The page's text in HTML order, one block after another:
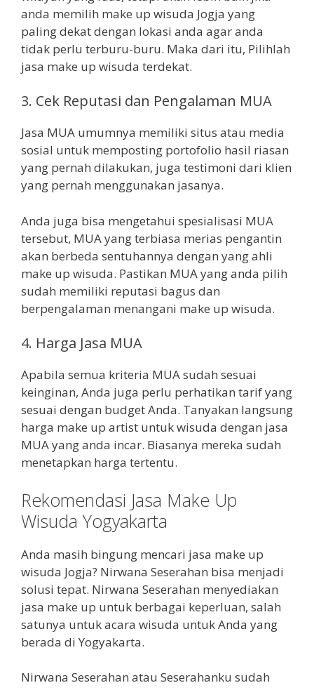
anda memilih make up wisuda Jogja yang
paling dekat dengan lokasi anda agar anda
tidak perlu terburu-buru. Maka dari itu, Pilihlah
jasa make up wisuda terdekat.
3. Cek Reputasi dan Pengalaman MUA
Jasa MUA umumnya memiliki situs atau media
sosial untuk memposting portofolio hasil riasan
yang pernah dilakukan, juga testimoni dari klien
yang pernah menggunakan jasanya.
Anda juga bisa mengetahui spesialisasi MUA
tersebut, MUA yang terbiasa merias pengantin
akan berbeda sentuhannya dengan yang ahli
make up wisuda. Pastikan MUA yang anda pilih
sudah memiliki reputasi bagus dan
berpengalaman menangani make up wisuda.
4. Harga Jasa MUA
Apabila semua kriteria MUA sudah sesuai
keinginan, Anda juga perlu perhatikan tarif yang
sesuai dengan budget Anda. Tanyakan langsung
harga make up artist untuk wisuda dengan jasa
MUA yang anda incar. Biasanya mereka sudah
menetapkan harga tertentu.
Rekomendasi Jasa Make Up
Wisuda Yogyakarta
Anda masih bingung mencari jasa make up
wisuda Jogja? Nirwana Seserahan bisa menjadi
solusi tepat. Nirwana Seserahan menyediakan
jasa make up untuk berbagai keperluan, salah
satunya untuk acara wisuda untuk Anda yang
berada di Yogyakarta.
Nirwana Seserahan atau Seserahanku sudah